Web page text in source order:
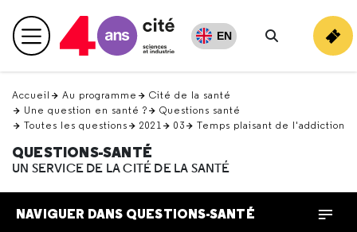
en
haut Menu principal EN
Rechercher
Accueil Au programme
Cité de la santé
Une question en santé ?
Questions santé
Toutes les questions
2021 03 Temps plaisant de l'addiction
QUESTIONS-SANTÉ
UN SERVICE DE LA CITÉ DE LA SANTÉ
NAVIGUER DANS QUESTIONS-SANTÉ